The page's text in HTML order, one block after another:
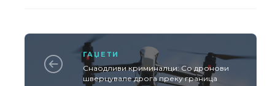
ГАЏЕТИ
Снаодливи криминалци: Со дронови
шверцувале дрога преку граница